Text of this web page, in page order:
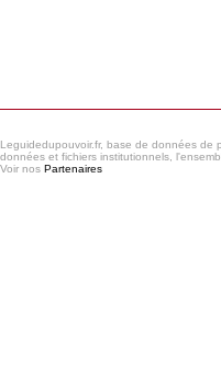
Leguidedupouvoir.fr, base de données de
données et fichiers institutionnels,
Voir nos Partenaires